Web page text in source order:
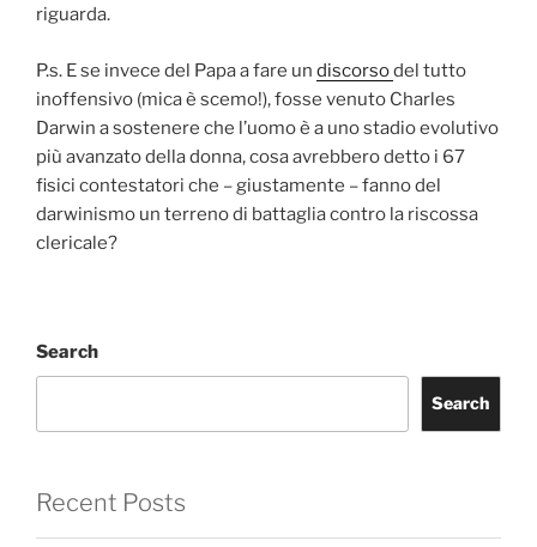
riguarda.
P.s. E se invece del Papa a fare un discorsodel tutto
inoffensivo (mica è scemo!), fosse venuto Charles
Darwin a sostenere che l’uomo è a uno stadio evolutivo
più avanzato della donna, cosa avrebbero detto i 67
fisici contestatori che – giustamente – fanno del
darwinismo un terreno di battaglia contro la riscossa
clericale?
Search
Search
Recent Posts